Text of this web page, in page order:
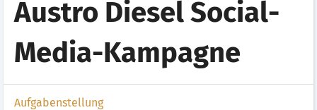
Austro Diesel Social-
Media-Kampagne
Aufgabenstellung